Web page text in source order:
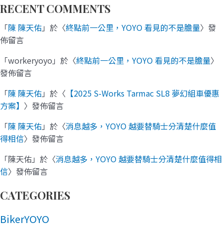
RECENT COMMENTS
「陳 陳天佑」於〈終點前一公里，YOYO 看見的不是膽量〉發
佈留言
「workeryoyo 」於〈終點前一公里，YOYO 看見的不是膽量〉
發佈留言
「陳 陳天佑」於〈 【2025 S-Works Tarmac SL8 夢幻組車優惠
方案】 〉發佈留言
「陳 陳天佑」於〈消息越多，YOYO 越要替騎士分清楚什麼值
得相信〉發佈留言
「陳天佑」於〈消息越多，YOYO 越要替騎士分清楚什麼值得相
信〉發佈留言
CATEGORIES
BikerYOYO